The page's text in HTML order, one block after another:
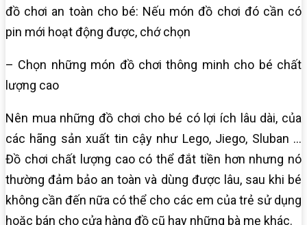
đồ chơi an toàn cho bé: Nếu món đồ chơi đó cần có
pin mới hoạt động được, chớ chọn
– Chọn những món đồ chơi thông minh cho bé chất
lượng cao
Nên mua những đồ chơi cho bé có lợi ích lâu dài, của
các hãng sản xuất tin cậy như Lego, Jiego, Sluban …
Đồ chơi chất lượng cao có thể đắt tiền hơn nhưng nó
thường đảm bảo an toàn và dùng được lâu, sau khi bé
không cần đến nữa có thể cho các em của trẻ sử dụng
hoặc bán cho cửa hàng đồ cũ hay những bà mẹ khác.